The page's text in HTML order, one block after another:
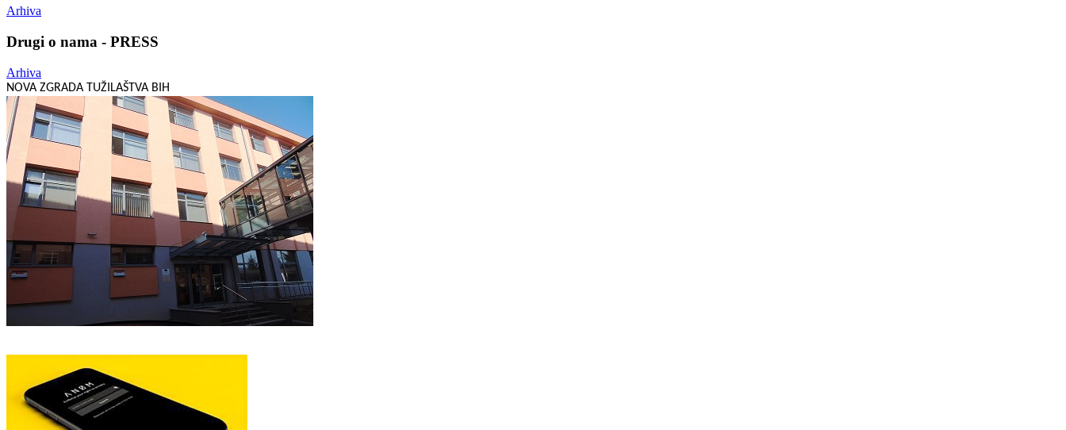
Arhiva
Drugi o nama - PRESS
Arhiva
NOVA ZGRADA TUŽILAŠTVA BIH